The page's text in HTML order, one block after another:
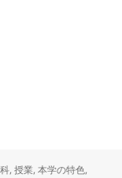
,授業,本学の特色,